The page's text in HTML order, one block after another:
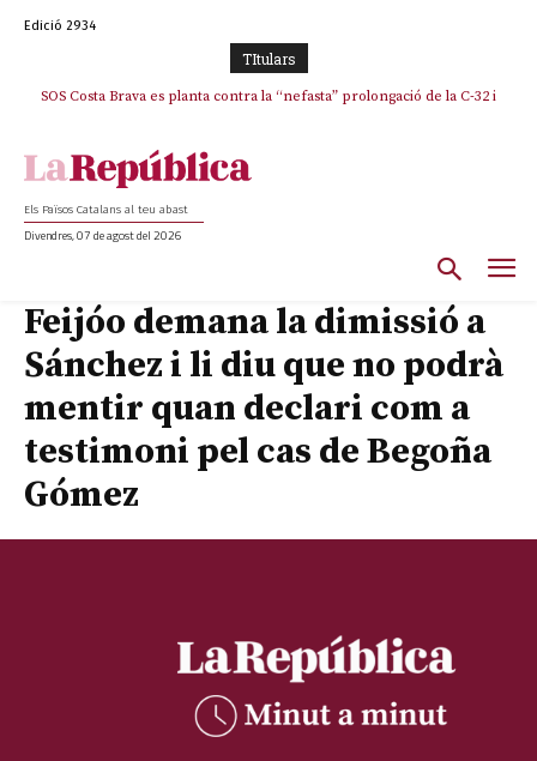
Edició 2934
TItulars
SOS Costa Brava es planta contra la “nefasta” prolongació de la C-32 i
Els Països Catalans al teu abast
Divendres, 07 de agost del 2026
Feijóo demana la dimissió a
Sánchez i li diu que no podrà
mentir quan declari com a
testimoni pel cas de Begoña
Gómez